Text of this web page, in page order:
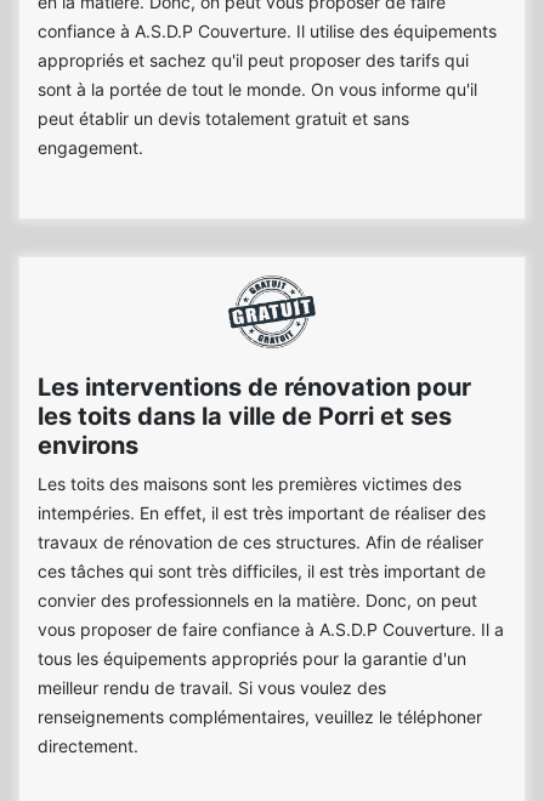
confiance à A.S.D.P Couverture. Il utilise des équipements
appropriés et sachez qu'il peut proposer des tarifs qui
sont à la portée de tout le monde. On vous informe qu'il
peut établir un devis totalement gratuit et sans
engagement.
Les interventions de rénovation pour
les toits dans la ville de Porri et ses
environs
Les toits des maisons sont les premières victimes des
intempéries. En effet, il est très important de réaliser des
travaux de rénovation de ces structures. Afin de réaliser
ces tâches qui sont très difficiles, il est très important de
convier des professionnels en la matière. Donc, on peut
vous proposer de faire confiance à A.S.D.P Couverture. Il a
tous les équipements appropriés pour la garantie d'un
meilleur rendu de travail. Si vous voulez des
renseignements complémentaires, veuillez le téléphoner
directement.